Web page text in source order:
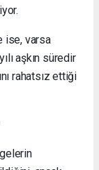
ise, varsa
aşkın süredir
rahatsız ettiği